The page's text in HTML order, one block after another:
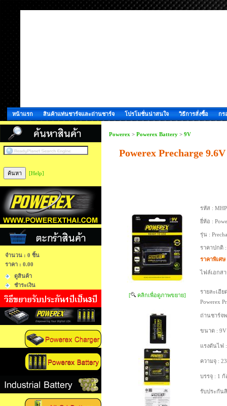
หน้าแรก สินค้าแท่นชาร์จและถ่านชาร์จ โปรโมชั่นน่าสนใจ วิธีการสั่งซื้อ กร
[Help]
จำนวน : 0 ชิ้น
ราคา : 0.00
ดูสินค้า
ชำระเงิน
Powerex > Powerex Battery > 9V
Powerex Precharge
[ คลิกเพื่อดูภาพขยาย]
รหัส :
ยี่ห้อ :
รุ่น :
ราคาปกติ
ราคาพิเศ
ไฟล์เอกสา
รายละเอีย
Powerex
ถ่านชาร์จ
ขนาด : 9V
แรงดันไฟ
ความจุ :
บรรจุ : 1
รับประกัน